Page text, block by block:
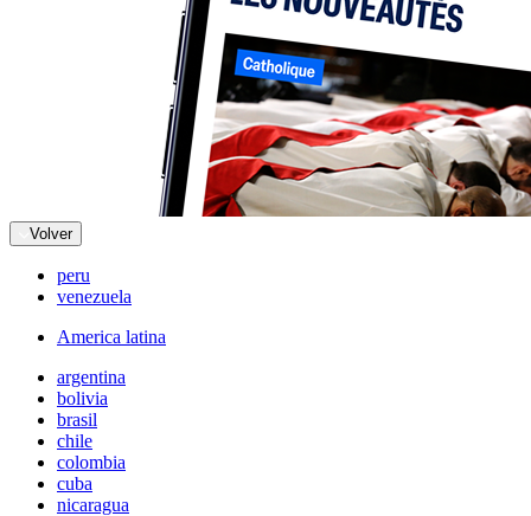
Volver
peru
venezuela
America latina
argentina
bolivia
brasil
chile
colombia
cuba
nicaragua